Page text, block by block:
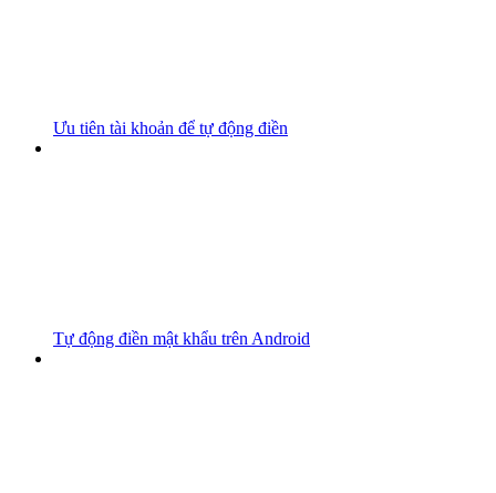
Ưu tiên tài khoản để tự động điền
Tự động điền mật khẩu trên Android